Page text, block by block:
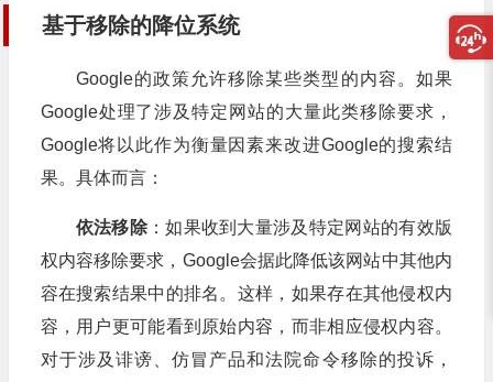
基于移除的降位系统
Google的政策允许移除某些类型的内容。如果
Google处理了涉及特定网站的大量此类移除要求，
Google将以此作为衡量因素来改进Google的搜索结
果。具体而言：
依法移除：如果收到大量涉及特定网站的有效版
权内容移除要求，Google会据此降低该网站中其他内
容在搜索结果中的排名。这样，如果存在其他侵权内
容，用户更可能看到原始内容，而非相应侵权内容。
对于涉及诽谤、仿冒产品和法院命令移除的投诉，